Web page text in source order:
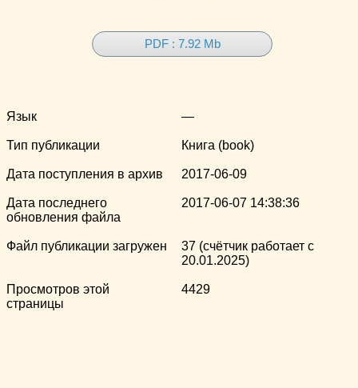
PDF : 7.92 Mb
Язык —
Тип публикации Книга (book)
Дата поступления в архив 2017-06-09
Дата последнего
обновления файла
2017-06-07 14:38:36
Файл публикации загружен
37 (счётчик работает с
20.01.2025)
Просмотров этой
страницы
4429